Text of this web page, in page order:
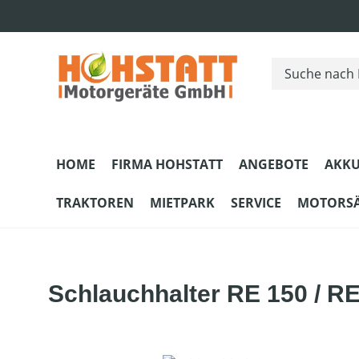
HOME FIRMA HOHSTATT ANGEBOTE
TRAKTOREN MIETPARK SERVICE
Schlauchhalter RE 150 /